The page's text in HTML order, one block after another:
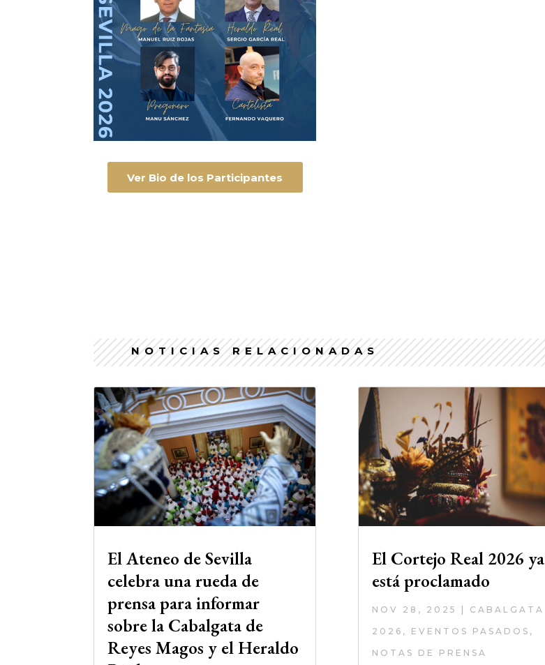
Ver Bio de los Participantes
NOTICIAS RELACIONADAS
El Ateneo de Sevilla
celebra una rueda de
prensa para informar
sobre la Cabalgata de
Reyes Magos y el Heraldo
El Cortejo Real 2026 ya
está proclamado
NOV 28, 2025 | CABALGATA
2026 , EVENTOS PASADOS ,
NOTAS DE PRENSA